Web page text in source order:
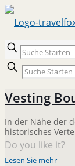
Vesting
In der Nähe der
historisches
Do you like it?
Lesen Sie mehr